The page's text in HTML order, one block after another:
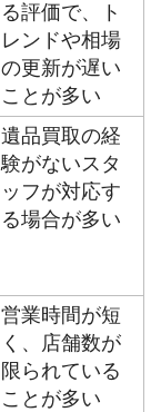
る評価で、ト
レンドや相場
の更新が遅い
ことが多い
遺品買取の経
験がないスタ
ッフが対応す
る場合が多い
営業時間が短
く、店舗数が
限られている
ことが多い